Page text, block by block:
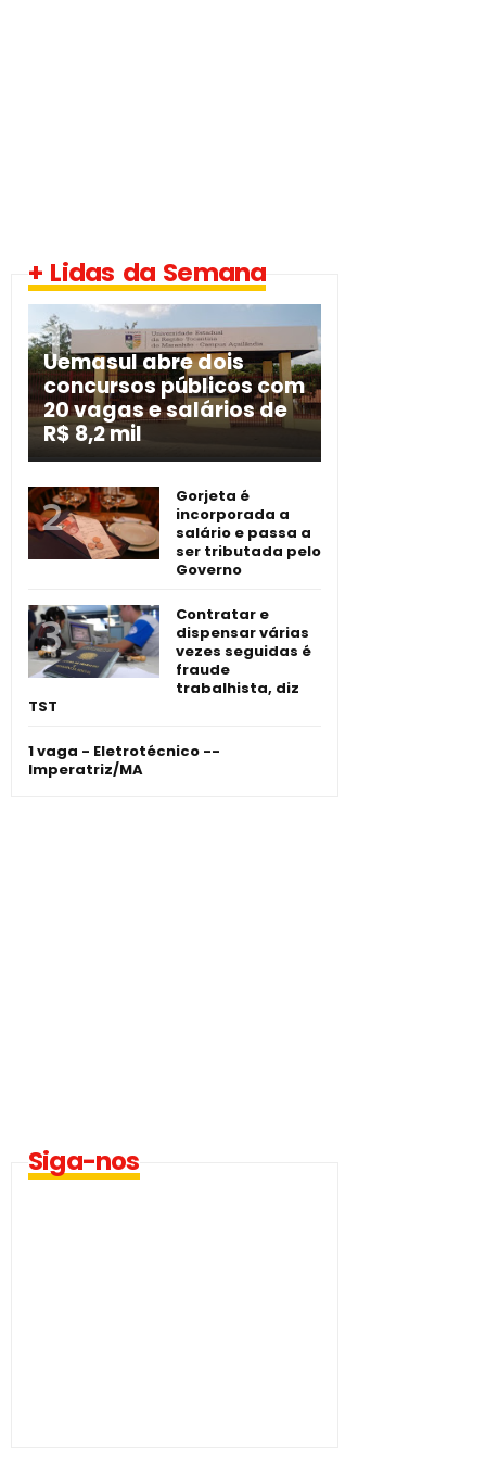
+ Lidas da Semana
Uemasul abre dois
concursos públicos com
20 vagas e salários de
R$ 8,2 mil
Gorjeta é
incorporada a
salário e passa a
ser tributada pelo
Governo
Contratar e
dispensar várias
vezes seguidas é
fraude
trabalhista, diz
TST
1 vaga - Eletrotécnico -­
Imperatriz/MA
Siga-nos